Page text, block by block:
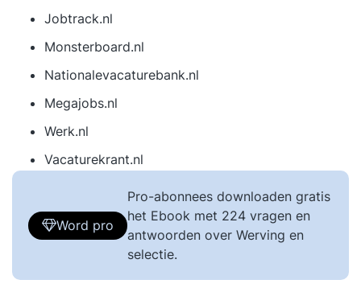
Jobtrack.nl
Monsterboard.nl
Nationalevacaturebank.nl
Megajobs.nl
Werk.nl
Vacaturekrant.nl
Word pro
Pro-abonnees downloaden gratis
het Ebook met 224 vragen en
antwoorden over Werving en
selectie.